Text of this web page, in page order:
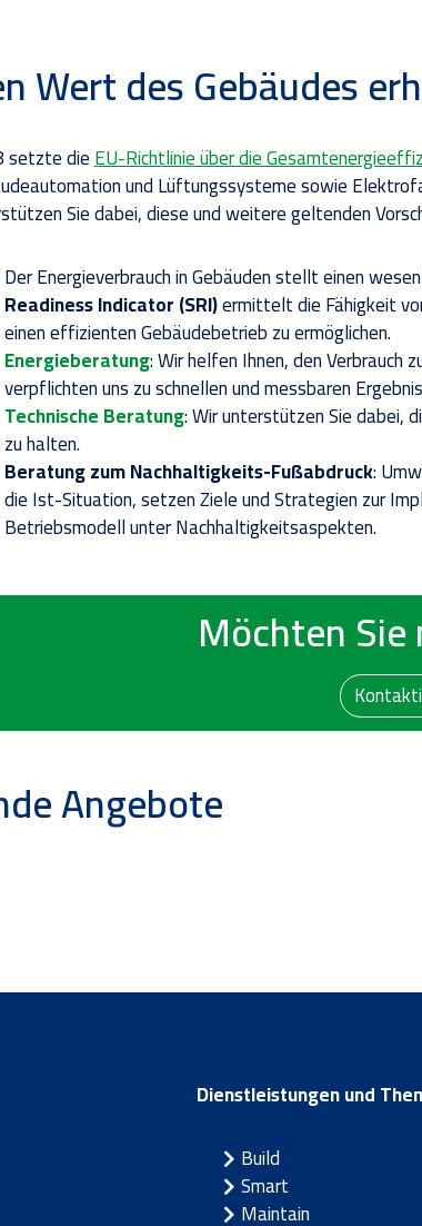
Wert des Gebäudes
setzte dieEU-Richtlinie über die
und Lüftungssystemesowie
Sie dabei, diese undweiteregeltenden
Der Energieverbrauch in Gebäuden stellt einen
Readiness Indicator (SRI)ermittelt die Fähigkeit
einen effizienten Gebäudebetrieb zu ermöglichen.
Energieberatung:Wir helfen Ihnen, den Verbrauch
verpflichten uns zu schnellen undmessbaren
Technische Beratung:Wir unterstützen Sie dabei,
zu halten.
Beratung zum Nachhaltigkeits-Fußabdruck:
die Ist-Situation, setzen Ziele undStrategienzur
BetriebsmodellunterNachhaltigkeitsaspekten.
Möchten
Angebote
Dienstleistungen und
Build
Smart
Maintain